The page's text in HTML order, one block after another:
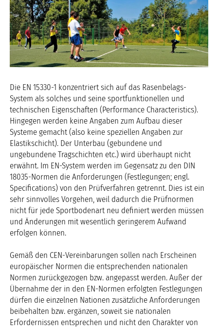
Die EN 15330-1 konzentriert sich auf das Rasenbelags-
System als solches und seine sportfunktionellen und
technischen Eigenschaften (Performance Characteristics).
Hingegen werden keine Angaben zum Aufbau dieser
Systeme gemacht (also keine speziellen Angaben zur
Elastikschicht). Der Unterbau (gebundene und
ungebundene Tragschichten etc.) wird überhaupt nicht
erwähnt. Im EN-System werden im Gegensatz zu den DIN
18035-Normen die Anforderungen (Festlegungen; engl.
Specifications) von den Prüfverfahren getrennt. Dies ist ein
sehr sinnvolles Vorgehen, weil dadurch die Prüfnormen
nicht für jede Sportbodenart neu definiert werden müssen
und Änderungen mit wesentlich geringerem Aufwand
erfolgen können.
Gemäß den CEN-Vereinbarungen sollen nach Erscheinen
europäischer Normen die entsprechenden nationalen
Normen zurückgezogen bzw. angepasst werden. Außer der
Übernahme der in den EN-Normen erfolgten Festlegungen
dürfen die einzelnen Nationen zusätzliche Anforderungen
beibehalten bzw. ergänzen, soweit sie nationalen
Erfordernissen entsprechen und nicht den Charakter von